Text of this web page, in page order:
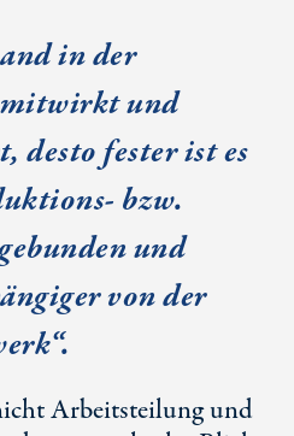
in der
und
fester ist es
bzw.
und
von der
Arbeitsteilung und